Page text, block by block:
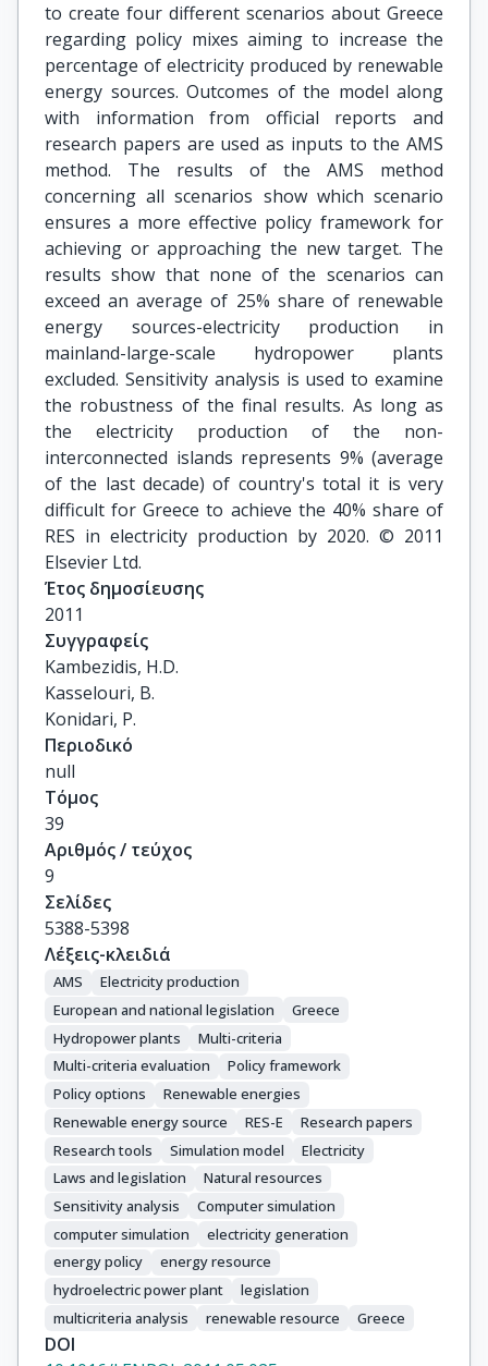
to create four different scenarios about Greece
regarding policy mixes aiming to increase the
percentage of electricity produced by renewable
energy sources. Outcomes of the model along
with information from official reports and
research papers are used as inputs to the AMS
method. The results of the AMS method
concerning all scenarios show which scenario
ensures a more effective policy framework for
achieving or approaching the new target. The
results show that none of the scenarios can
exceed an average of 25% share of renewable
energy sources-electricity production in
mainland-large-scale hydropower plants
excluded. Sensitivity analysis is used to examine
the robustness of the final results. As long as
the electricity production of the non-
interconnected islands represents 9% (average
of the last decade) of country's total it is very
difficult for Greece to achieve the 40% share of
RES in electricity production by 2020. © 2011
Elsevier Ltd.
Έτος δημοσίευσης
2011
Συγγραφείς
Kambezidis, H.D.
Kasselouri, B.
Konidari, P.
Περιοδικό
null
Τόμος
39
Αριθμός / τεύχος
9
Σελίδες
5388-5398
Λέξεις-κλειδιά
AMS
Electricity production
European and national legislation
Greece
Hydropower plants
Multi-criteria
Multi-criteria evaluation
Policy framework
Policy options
Renewable energies
Renewable energy source
RES-E
Research papers
Research tools
Simulation model
Electricity
Laws and legislation
Natural resources
Sensitivity analysis
Computer simulation
computer simulation
electricity generation
energy policy
energy resource
hydroelectric power plant
legislation
multicriteria analysis
renewable resource Greece
DOI